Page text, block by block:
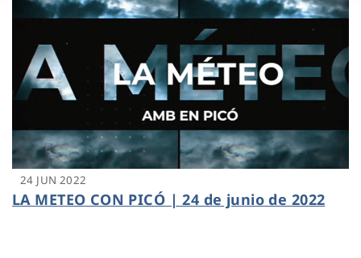
24 JUN 2022
LA METEO CON PICÓ | 24 de junio de 2022